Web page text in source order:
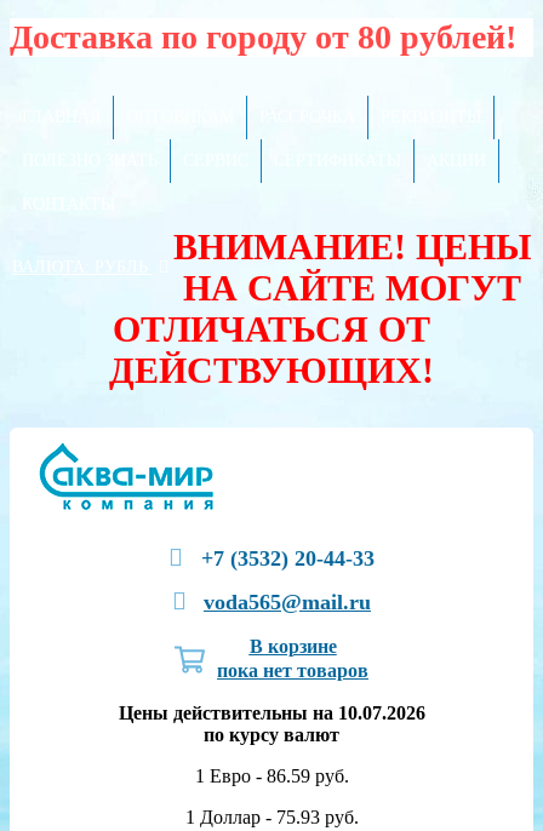
Доставка по городу от 80 рублей!
ВАЛЮТА:
ВНИМАНИЕ! ЦЕНЫ
НА САЙТЕ МОГУТ
ОТЛИЧАТЬСЯ ОТ
ДЕЙСТВУЮЩИХ!
+7 (3532) 20-44-33
voda565@mail.ru
В корзине
пока нет товаров
Цены действительны на 10.07.2026
по курсу валют
1 Евро - 86.59 руб.
1 Доллар - 75.93 руб.